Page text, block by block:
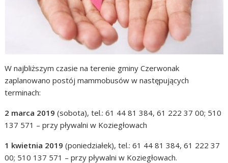
W najbliższym czasie na terenie gminy Czerwonak
zaplanowano postój mammobusów w następujących
terminach:
2 marca 2019 (sobota), tel.: 61 44 81 384, 61 222 37 00; 510
137 571 – przy pływalni w Koziegłowach
1 kwietnia 2019 (poniedziałek), tel.: 61 44 81 384, 61 222 37
00; 510 137 571 – przy pływalni w Koziegłowach.